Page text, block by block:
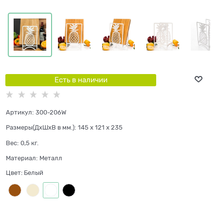
Есть в наличии
Артикул: 300-206W
Размеры(ДхШхВ в мм.): 145 x 121 x 235
Вес: 0,5 кг.
Материал: Металл
Цвет: Белый